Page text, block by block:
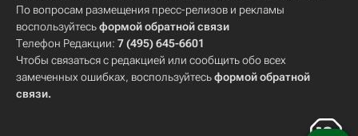
По вопросам размещения пресс-релизов и рекламы
воспользуйтесьформой обратной связи
Телефон Редакции: 7 (495) 645-6601
Чтобы связаться с редакцией или сообщить обо всех
замеченных ошибках, воспользуйтесьформой обратной
связи.